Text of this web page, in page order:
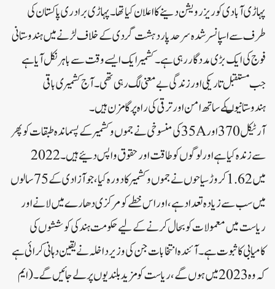
پہاڑی آبادی کو ریزرویشن دینے کا اعلان کیا تھا۔ پہاڑی برادری پاکستان کی
طرف سے اسپانسر شدہ سرحد پار دہشت گردی کے خلاف لڑنے میں ہندوستانی
فوج کی ایک بڑی مددگار رہی ہے۔ کشمیر ایک ایسے وقت سے باہرنکل آیا ہے
جب مستقبل تاریکی اور زندگی بے معنی لگ رہی تھی۔ آج کشمیری باقی
ہندوستانیوںکے ساتھ امن اور ترقی کی راہ پر گامزن ہیں۔
آرٹیکل 370 اور 35Aکی منسوخی نے جموں و کشمیر کے پسماندہ طبقات کو پھر
سے زندہ کیا ہے اور لوگوں کو طاقت اور حقوق واپس دئیے ہیں۔ 2022
میں 1.62 کروڑ سیاحوں نے جموں و کشمیر کا دورہ کیا، جو آزادی کے 75 سالوں
میں سب سے زیادہ تعداد ہے، اور اس خطے کو مرکزی دھارے میں لانے اور
ریاست میں معمولات کو بحال کرنے کے لیے حکومت ہند کی کوششوں کی
کامیابی کا ثبوت ہے۔ آئندہ انتخابات جن کی وزیر داخلہ نے یقین دہانی کرائی ہے
کہ وہ 2023 میں ہوں گے، ریاست کو مزید بلندیوں پر لے جائیں گے۔( ایم